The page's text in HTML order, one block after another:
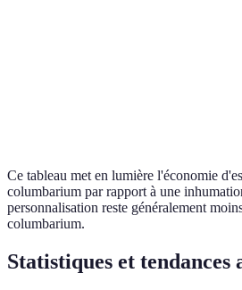
Ce tableau met en lumière l'économie
columbarium par rapport à une
personnalisation reste généralement
columbarium.
Statistiques et tendances